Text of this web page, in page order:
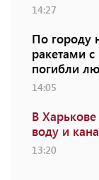
14:27
По городу
ракетами
погибли
14:05
В
воду и
13:20